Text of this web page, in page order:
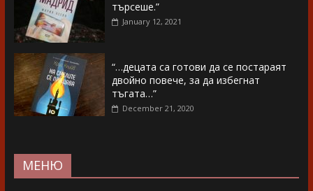
търсеше.”
January 12, 2021
“…децата са готови да се постараят
двойно повече, за да избегнат
тъгата…”
December 21, 2020
МЕНЮ